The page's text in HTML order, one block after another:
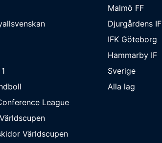
League
Världscupen
Malmö FF
Djurgårdens IF
IFK Göteborg
Hammarby IF
Sverige
Alla lag